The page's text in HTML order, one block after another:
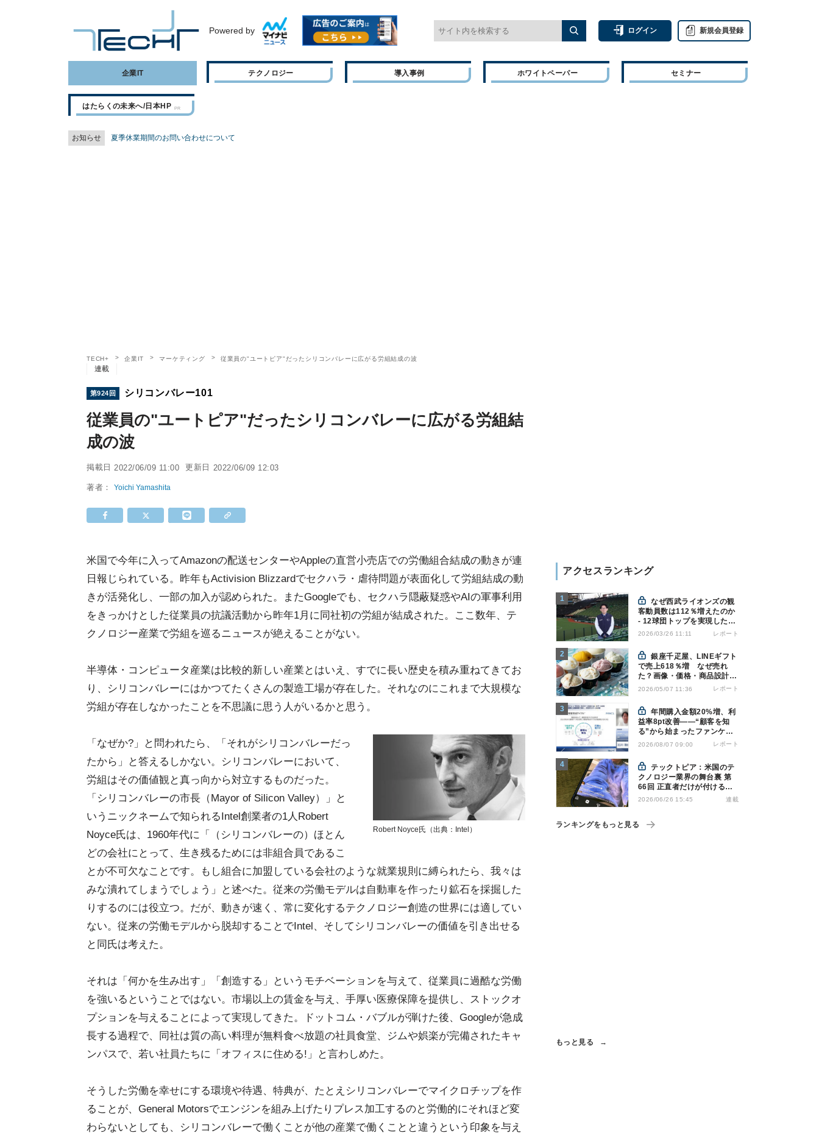
Powered by ログイン 新規会員登録
企業IT テクノロジー 導入事例 ホワイトペーパー セミナー
はたらくの未来へ/日本HP
お知らせ 夏季休業期間のお問い合わせについて
TECH+ 企業IT マーケティング 従業員の"ユートピア"だったシリコンバレーに広がる労組結成の波
連載
第924回 シリコンバレー101
従業員の"ユートピア"だったシリコンバレーに広がる労組結
成の波
掲載日 2022/06/09 11:00 更新日 2022/06/09 12:03
著者：Yoichi Yamashita
米国で今年に入ってAmazonの配送センターやAppleの直営小売店での労働組合結成の動きが連
日報じられている。昨年もActivision Blizzardでセクハラ・虐待問題が表面化して労組結成の動
きが活発化し、一部の加入が認められた。またGoogleでも、セクハラ隠蔽疑惑やAIの軍事利用
をきっかけとした従業員の抗議活動から昨年1月に同社初の労組が結成された。ここ数年、テ
クノロジー産業で労組を巡るニュースが絶えることがない。
半導体・コンピュータ産業は比較的新しい産業とはいえ、すでに長い歴史を積み重ねてきてお
り、シリコンバレーにはかつてたくさんの製造工場が存在した。それなのにこれまで大規模な
労組が存在しなかったことを不思議に思う人がいるかと思う。
Robert Noyce氏（出典：Intel）
「なぜか?」と問われたら、「それがシリコンバレーだっ
たから」と答えるしかない。シリコンバレーにおいて、
労組はその価値観と真っ向から対立するものだった。
「シリコンバレーの市長（Mayor of Silicon Valley）」と
いうニックネームで知られるIntel創業者の1人Robert
Noyce氏は、1960年代に「（シリコンバレーの）ほとん
どの会社にとって、生き残るためには非組合員であるこ
とが不可欠なことです。もし組合に加盟している会社のような就業規則に縛られたら、我々は
みな潰れてしまうでしょう」と述べた。従来の労働モデルは自動車を作ったり鉱石を採掘した
りするのには役立つ。だが、動きが速く、常に変化するテクノロジー創造の世界には適してい
ない。従来の労働モデルから脱却することでIntel、そしてシリコンバレーの価値を引き出せる
と同氏は考えた。
それは「何かを生み出す」「創造する」というモチベーションを与えて、従業員に過酷な労働
を強いるということではない。市場以上の賃金を与え、手厚い医療保障を提供し、ストックオ
プションを与えることによって実現してきた。ドットコム・バブルが弾けた後、Googleが急成
長する過程で、同社は質の高い料理が無料食べ放題の社員食堂、ジムや娯楽が完備されたキャ
ンパスで、若い社員たちに「オフィスに住める!」と言わしめた。
そうした労働を幸せにする環境や待遇、特典が、たとえシリコンバレーでマイクロチップを作
ることが、General Motorsでエンジンを組み上げたりプレス加工するのと労働的にそれほど変
わらないとしても、シリコンバレーで働くことが他の産業で働くことと違うという印象を与え
アクセスランキング
なぜ西武ライオンズの観
客動員数は112％増えたのか
- 12球団トップを実現した戦
略の全貌
2026/03/26 11:11 レポート
銀座千疋屋、LINEギフト
で売上618％増 なぜ売れ
た？画像・価格・商品設計を
解説
2026/05/07 11:36 レポート
年間購入金額20%増、利
益率8pt改善——“顧客を知
る”から始まったファンケル
の通販変革と、次に見据える
2026/08/07 09:00 レポート
テックトピア：米国のテ
クノロジー業界の舞台裏 第
66回 正直者だけが付けるAI
ラベル - Instagramの透明性
2026/06/26 15:45 連載
ランキングをもっと見る
もっと見る